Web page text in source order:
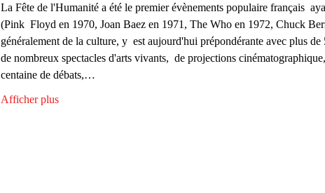
La Fête de l'Humanité a été le premier évènements populaire français
(Pink  Floyd en 1970, Joan Baez en 1971, The Who en 1972, Chuck
généralement de la culture, y  est aujourd'hui prépondérante avec plus
de nombreux spectacles d'arts vivants,  de projections
centaine de débats,…
Afficher plus